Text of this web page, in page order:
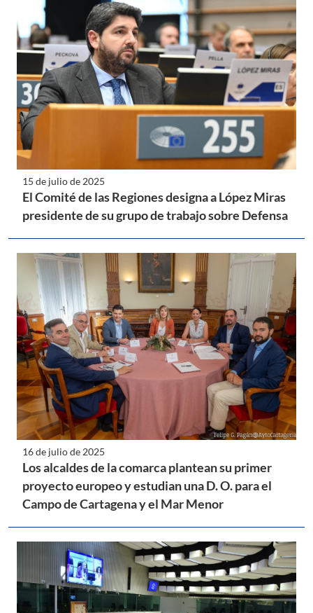
15 de julio de 2025
El Comité de las Regiones designa a López Miras
presidente de su grupo de trabajo sobre Defensa
16 de julio de 2025
Los alcaldes de la comarca plantean su primer
proyecto europeo y estudian una D. O. para el
Campo de Cartagena y el Mar Menor